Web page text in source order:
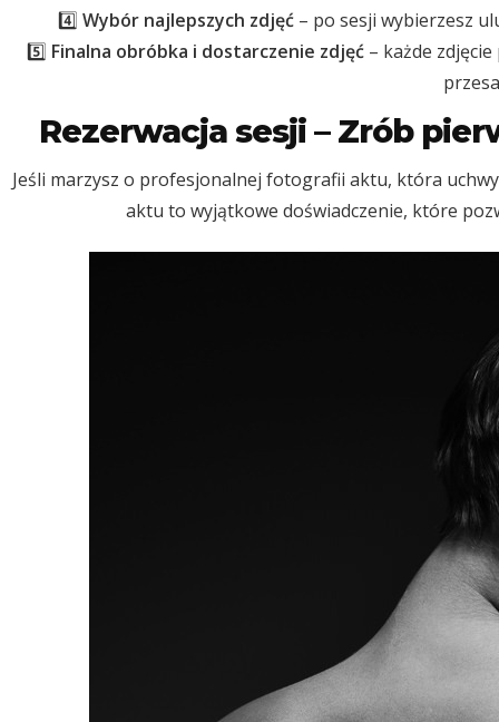
4️⃣ Wybór najlepszych zdjęć– po sesji wybierzesz
5️⃣ Finalna obróbka i dostarczenie zdjęć– każde
Rezerwacja sesji – Zrób
Jeśli marzysz o profesjonalnej fotografii aktu, która
aktu to wyjątkowe doświadczenie, które